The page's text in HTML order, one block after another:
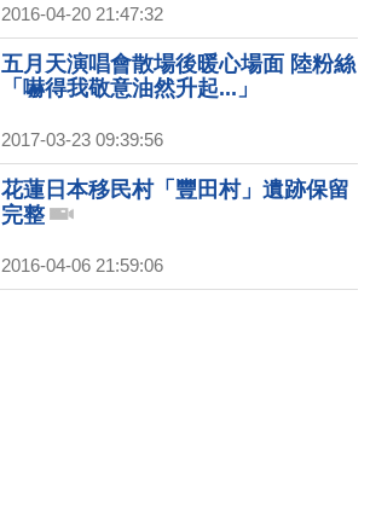
2016-04-20 21:47:32
五月天演唱會散場後暖心場面 陸粉絲
「嚇得我敬意油然升起...」
2017-03-23 09:39:56
花蓮日本移民村「豐田村」遺跡保留
完整
2016-04-06 21:59:06